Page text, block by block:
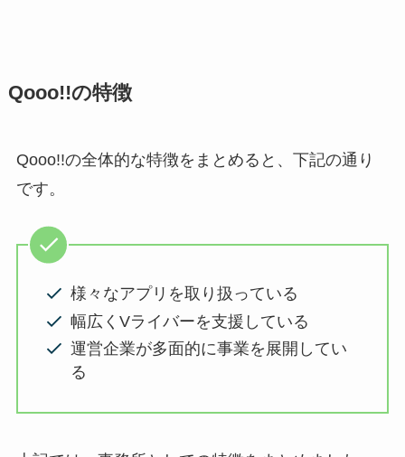
Qooo!!の特徴
Qooo!!の全体的な特徴をまとめると、下記の通り
です。
様々なアプリを取り扱っている
幅広くVライバーを支援している
運営企業が多面的に事業を展開してい
る